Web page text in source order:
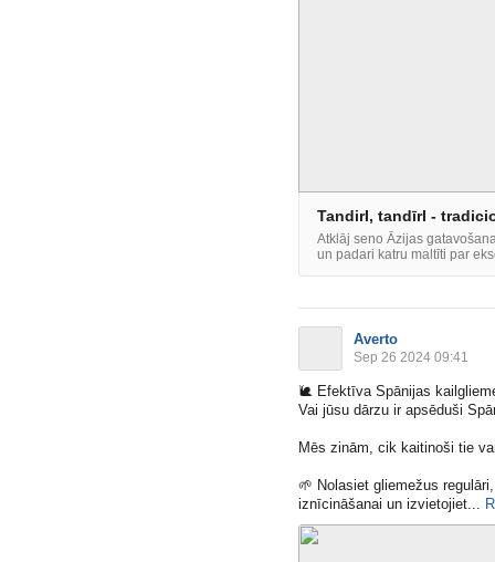
TandirI, tandīrI -
Atklāj seno Āzijas
un padari katru maltīti par
Averto
Sep 26 2024 09:41
🐌 Efektīva Spānijas
Vai jūsu dārzu ir apsēduši
Mēs zinām, cik kaitinoši tie
🌱 Nolasiet gliemežus
iznīcināšanai un izvietojiet​...